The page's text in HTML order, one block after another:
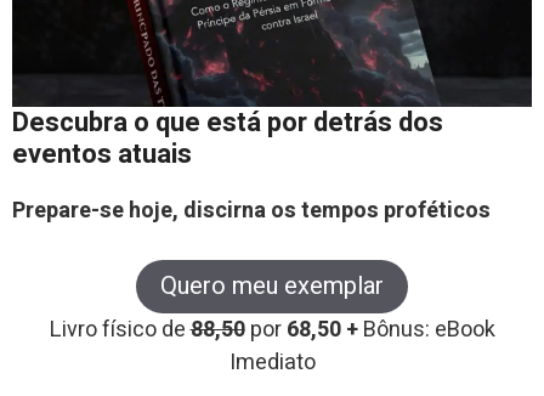
Descubra o que está por detrás dos
eventos atuais
Prepare-se hoje, discirna os tempos proféticos
Quero meu exemplar
Livro físico de88,50 por68,50 +Bônus: eBook
Imediato